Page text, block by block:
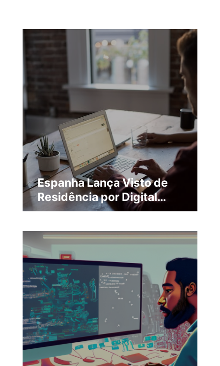
Espanha Lança Visto de
Residência por Digital
para Atrair
Trabalhadores Remotos